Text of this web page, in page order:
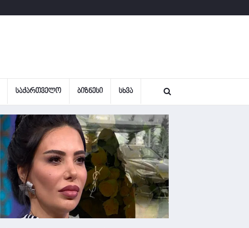
ᲡᲐᲥᲐᲠᲗᲕᲔᲚᲝ ᲑᲘᲖᲜᲔᲡᲘ ᲡᲮᲕᲐ